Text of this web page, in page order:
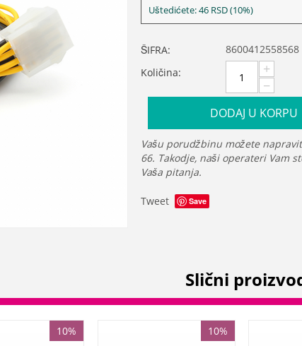
Uštedićete:46 RSD(10%)
ŠIFRA:
8600412558568
Količina:
+
−
DODAJ U KORPU
Vašu porudžbinu možete
66. Takodje, naši operateri Vam
Vaša pitanja.
Tweet Save
Slični
10% 10%